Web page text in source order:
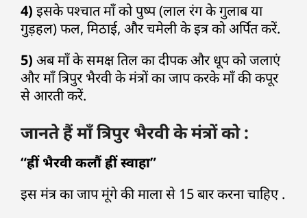
4) इसके पश्चात माँ को पुष्प (लाल रंग के गुलाब या
गुड़हल) फल, मिठाई, और चमेली के इत्र को अर्पित करें.
5) अब माँ के समक्ष तिल का दीपक और धूप को जलाएं
और माँ त्रिपुर भैरवी के मंत्रों का जाप करके माँ की कपूर
से आरती करें.
जानते हैं माँ त्रिपुर भैरवी के मंत्रों को :
“ह्रीं भैरवी कलौं ह्रीं स्वाहा”
इस मंत्र का जाप मूंगे की माला से 15 बार करना चाहिए .